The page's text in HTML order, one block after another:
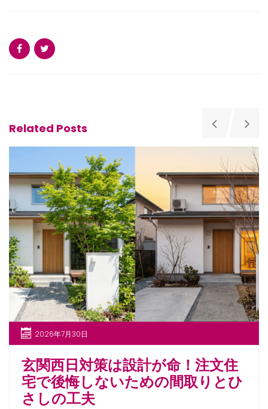
Related Posts
2026年7月30日
玄関西日対策は設計が命！注文住
宅で後悔しないための間取りとひ
さしの工夫